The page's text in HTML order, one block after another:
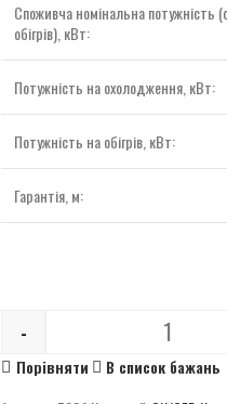
Споживча номінальна потужність
обігрів), кВт:
Потужність на охолодження, кВт:
Потужність на обігрів, кВт:
Гарантія, м:
Quantity
-
Порівняти
В список бажань